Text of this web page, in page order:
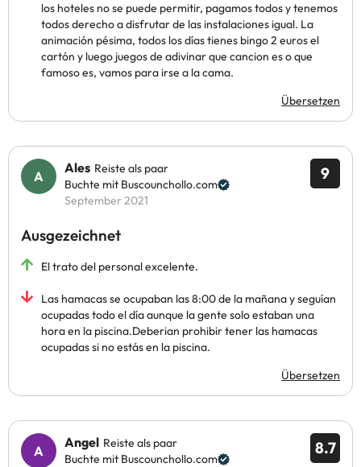
los hoteles no se puede permitir, pagamos todos y tenemos
todos derecho a disfrutar de las instalaciones igual. La
animación pésima, todos los días tienes bingo 2 euros el
cartón y luego juegos de adivinar que cancion es o que
famoso es, vamos para irse a la cama.
Übersetzen
9
Ales Reiste als paar
Buchte mit Buscounchollo.com
September 2021
Ausgezeichnet
El trato del personal excelente.
Las hamacas se ocupaban las 8:00 de la mañana y seguían
ocupadas todo el día aunque la gente solo estaban una
hora en la piscina.Deberian prohibir tener las hamacas
ocupadas si no estás en la piscina.
Übersetzen
8.7
Angel Reiste als paar
Buchte mit Buscounchollo.com